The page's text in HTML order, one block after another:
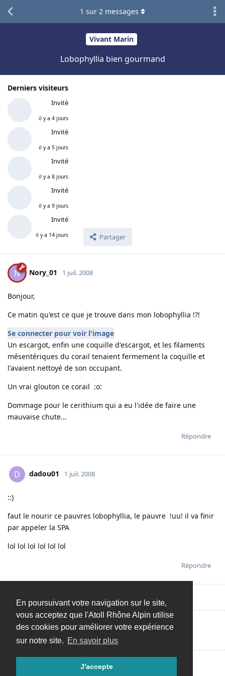
En poursuivant votre navigation sur le site,
vous acceptez que l'Atoll Rhône Alpin utilise
des cookies pour améliorer votre expérience
sur notre site. En savoir plus
J'accepte
Vivant Marin
Lobophyllia bien gourmand
Derniers visiteurs
Invité
il y a 4 jours
Invité
il y a 5 jours
Invité
il y a 8 jours
Invité
il y a 9 jours
Invité
il y a 14 jours Partager
1 sur 2 messages
N Nory_01 1 juil. 2008
Bonjour,
Ce matin qu'est ce que je trouve dans mon lobophyllia !?!
Se connecter pour voir l'image
Un escargot, enfin une coquille d'escargot, et les filaments
mésentériques du corail tenaient fermement la coquille et
l'avaient nettoyé de son occupant.
Un vrai glouton ce corail :o:
Dommage pour le cerithium qui a eu l'idée de faire une
mauvaise chute...
Répondre
D dadou01 1 juil. 2008
::)
faut le nourir ce pauvres lobophyllia, le pauvre !uu! il va finir
par appeler la SPA
lol lol lol lol lol lol
Répondre
Répondre…